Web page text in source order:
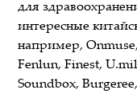
для
интересные
например,
Fenlun, Finest,
Soundbox,